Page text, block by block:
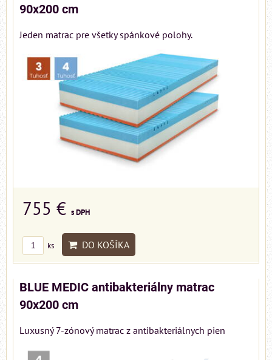
90x200 cm
Jeden matrac pre všetky spánkové polohy.
755 € s DPH
ks DO KOŠÍKA
BLUE MEDIC antibakteriálny matrac
90x200 cm
Luxusný 7-zónový matrac z antibakteriálnych pien